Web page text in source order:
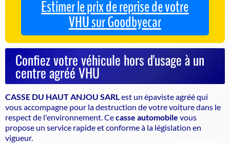
Estimer le prix de reprise de votre
VHU sur Goodbyecar
Confiez votre véhicule hors d'usage à un
centre agréé VHU
CASSE DU HAUT ANJOU SARL est un épaviste agrééqui
vous accompagne pour la destruction de votre voiture dans le
respect de l'environnement. Cecasse automobile vous
propose un service rapide et conforme à la législation en
vigueur.